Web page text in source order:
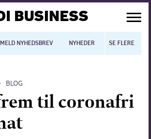
BUSINESS
NYHEDSBREV NYHEDER BLOGS
SE FLERE
BLOG
til coronafri